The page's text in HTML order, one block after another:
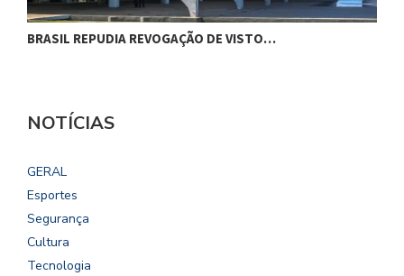
BRASIL REPUDIA REVOGAÇÃO DE VISTO…
NOTÍCIAS
GERAL
Esportes
Segurança
Cultura
Tecnologia